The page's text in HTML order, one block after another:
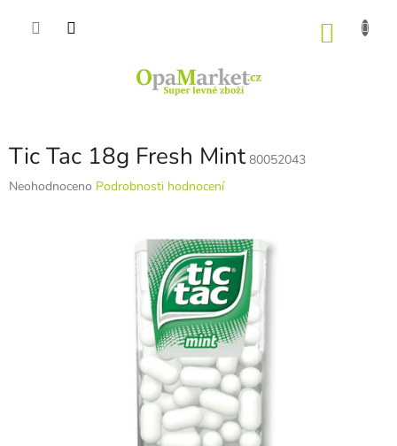
Tic Tac 18g Fresh Mint 80052043
Průměrné
Neohodnoceno Podrobnosti hodnocení